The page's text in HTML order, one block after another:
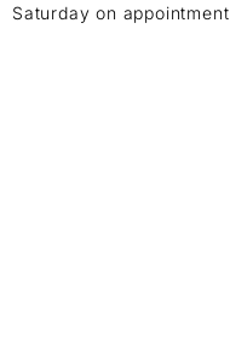
Saturday on appointment